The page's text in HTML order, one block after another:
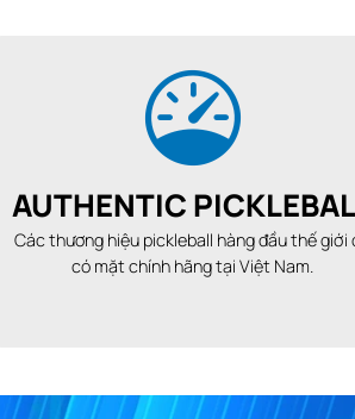
AUTHENTIC
Các thương hiệu pickleball hàng đầu thế giới
có mặt chính hãng tại Việt Nam.